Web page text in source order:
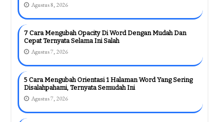
Agustus 8, 2026
7 Cara Mengubah Opacity Di Word Dengan Mudah Dan
Cepat Ternyata Selama Ini Salah
Agustus 7, 2026
5 Cara Mengubah Orientasi 1 Halaman Word Yang Sering
Disalahpahami, Ternyata Semudah Ini
Agustus 7, 2026